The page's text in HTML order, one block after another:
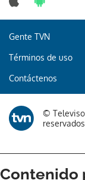
Gente TVN
Términos de uso
Contáctenos
©
reservados